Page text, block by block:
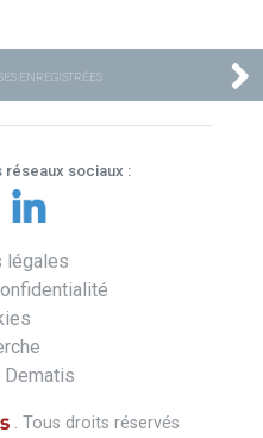
ENREGISTRÉES
réseaux sociaux :
légales
Dematis
. Tous droits réservés